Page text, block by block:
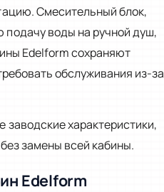
Смесительный блок,
воды на ручной душ,
Edelform сохраняют
обслуживания из-за
характеристики,
замены всей кабины.
Edelform